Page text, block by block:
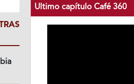
Ultimo capítulo Café 360